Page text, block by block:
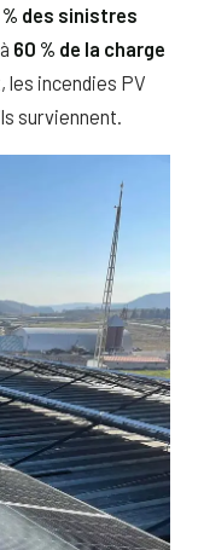
% des sinistres
60 % de la charge
les incendies PV
surviennent.